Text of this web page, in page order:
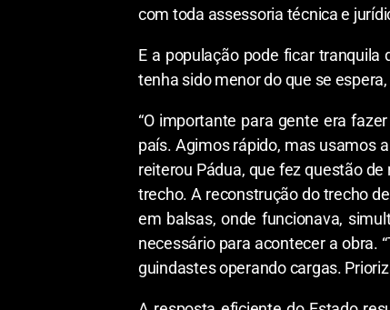
com toda assessoria técnica e
E a população pode ficar
tenha sido menor do que se
“O importante para gente era
país. Agimos rápido, mas usamos
reiterou Pádua, que fez questão
trecho. A reconstrução do trecho
em balsas, onde funcionava,
necessário para acontecer a obra.
guindastes operando cargas.